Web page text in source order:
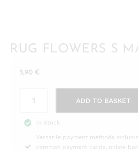
RUG FLOWERS S
5,90 €
Flowers
Maileg
quantity
ADD TO BASKET
In Stock
Versatile payment methods
common payment cards, online